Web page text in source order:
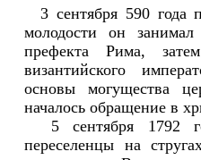
3 сентября 590 года
молодости он
префекта Рима,
византийского
основы могущества
началось обращение в
5 сентября 1792
переселенцы на